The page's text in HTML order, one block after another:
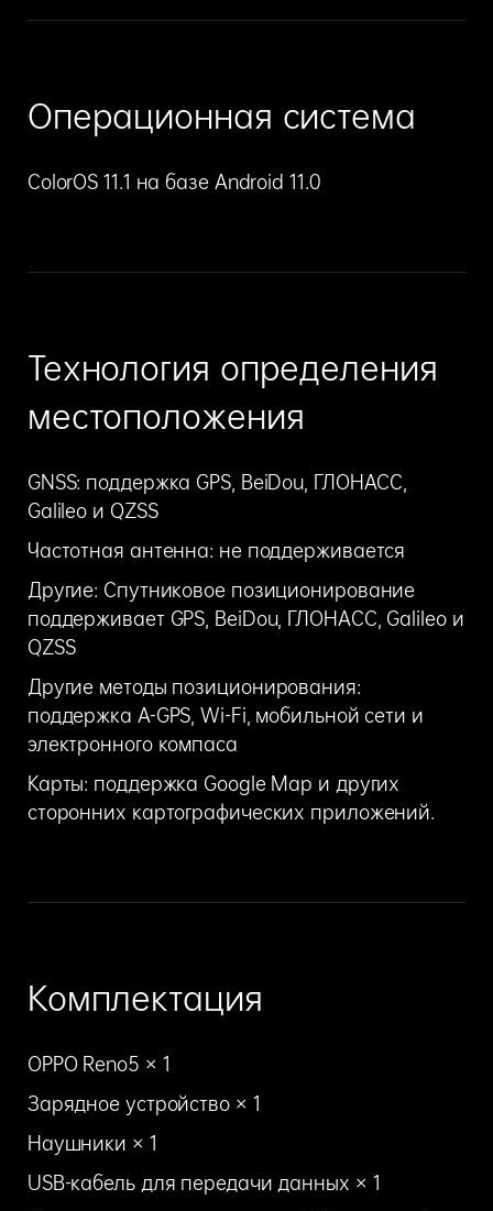
Операционная система
ColorOS 11.1 на базе Android 11.0
Технология определения
местоположения
GNSS: поддержка GPS, BeiDou, ГЛОНАСС,
Galileo и QZSS
Частотная антенна: не поддерживается
Другие: Спутниковое позиционирование
поддерживает GPS, BeiDou, ГЛОНАСС, Galileo и
QZSS
Другие методы позиционирования:
поддержка A-GPS, Wi-Fi, мобильной сети и
электронного компаса
Карты: поддержка Google Map и других
сторонних картографических приложений.
Комплектация
OPPO Reno5 × 1
Зарядное устройство × 1
Наушники × 1
USB-кабель для передачи данных × 1